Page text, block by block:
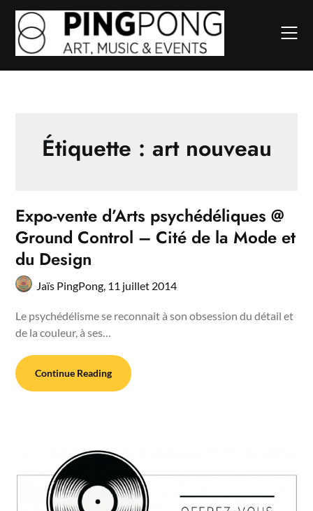
Skip
content
Étiquette : art nouveau
Expo-vente d’Arts psychédéliques @
Ground Control – Cité de la Mode et
du Design
Jaïs PingPong, 11 juillet 2014
Le psychédélisme se reconnait à son obsession du détail et
de la couleur, à ses…
Continue Reading